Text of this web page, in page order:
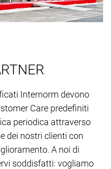
Internorm devono
Care predefiniti
periodica attraverso
dei nostri clienti con
A noi di
soddisfatti: vogliamo